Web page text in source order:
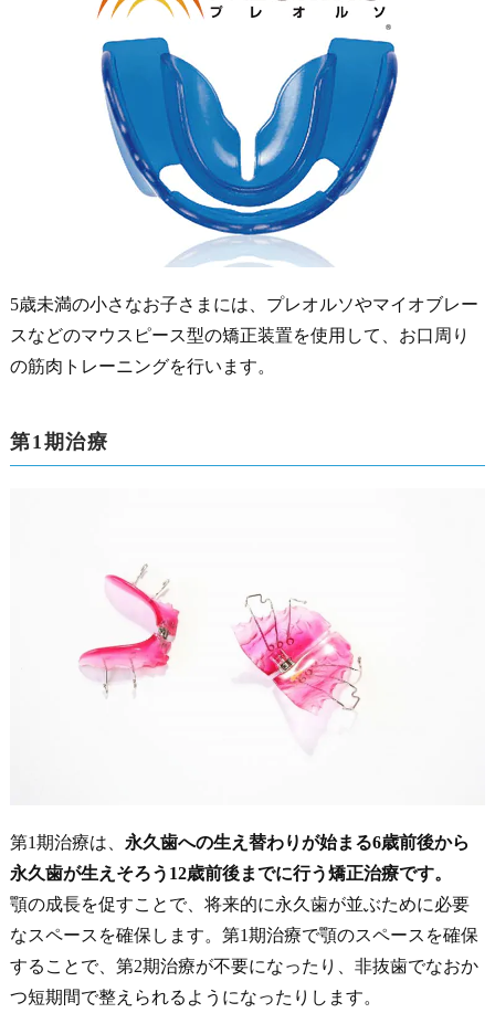
5歳未満の小さなお子さまには、プレオルソやマイオブレー
スなどのマウスピース型の矯正装置を使用して、お口周り
の筋肉トレーニングを行います。
第1期治療
第1期治療は、 永久歯への生え替わりが始まる6歳前後から
永久歯が生えそろう12歳前後までに行う矯正治療です。
顎の成長を促すことで、将来的に永久歯が並ぶために必要
なスペースを確保します。第1期治療で顎のスペースを確保
することで、第2期治療が不要になったり、非抜歯でなおか
つ短期間で整えられるようになったりします。